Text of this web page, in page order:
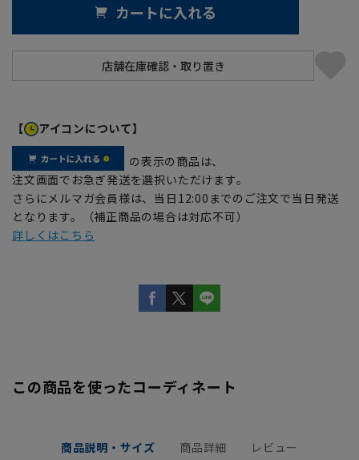
カートに入れる
【 アイコンについて】
の表示の商品は、
注文画面でお急ぎ発送を選択いただけます。
さらにメルマガ会員様は、当日12:00までのご注文で当日発送
となります。（補正商品の場合は対応不可）
詳しくはこちら
この商品を使ったコーディネート
商品説明・サイズ 商品詳細 レビュー